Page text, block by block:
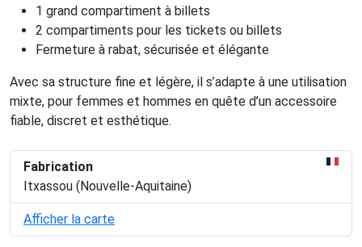
1 grand compartiment à billets
2 compartiments pour les tickets ou billets
Fermeture à rabat, sécurisée et élégante
Avec sa structure fine et légère, il s’adapte à une utilisation
mixte, pour femmes et hommes en quête d’un accessoire
fiable, discret et esthétique.
Fabrication
Itxassou (Nouvelle-Aquitaine)
Afficher la carte